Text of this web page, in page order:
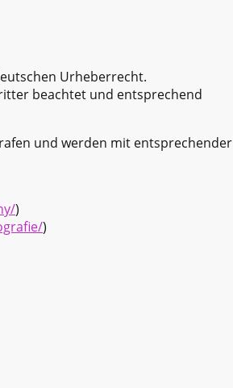
Urheberrecht.
beachtet und entsprechend
und werden mit entsprechender
)
)